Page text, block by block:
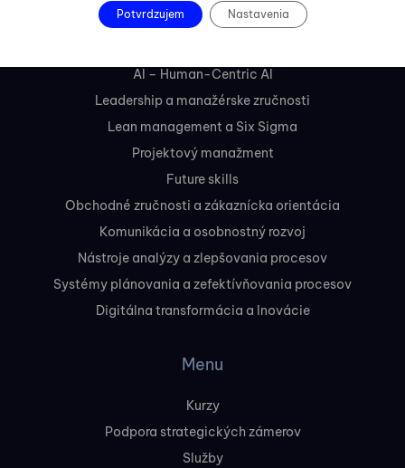
AI – Core Skills
AI – Human-Centric AI
Leadership a manažérske zručnosti
Lean management a Six Sigma
Projektový manažment
Future skills
Obchodné zručnosti a zákaznícka orientácia
Komunikácia a osobnostný rozvoj
Nástroje analýzy a zlepšovania procesov
Systémy plánovania a zefektívňovania procesov
Digitálna transformácia a Inovácie
Menu
Kurzy
Podpora strategických zámerov
Služby
Potvrdzujem Nastavenia